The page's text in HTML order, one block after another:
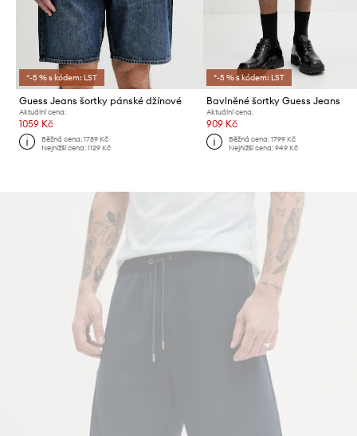
*-5 % s kódem: LST
Guess Jeans šortky pánské džínové
Aktuální cena:
1059 Kč
Běžná cena:1789 Kč
Nejnižší cena:1129 Kč
*-5 % s kódem: LST
Bavlněné šortky Guess Jeans
Aktuální cena:
909 Kč
Běžná cena: 1799 Kč
Nejnižší cena: 949 Kč